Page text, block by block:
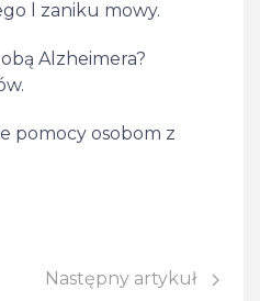
l zaniku mowy.
Alzheimera?
pomocy osobom z
poznawcze w chorobie
Następny artykuł: Alois
Następny artykuł